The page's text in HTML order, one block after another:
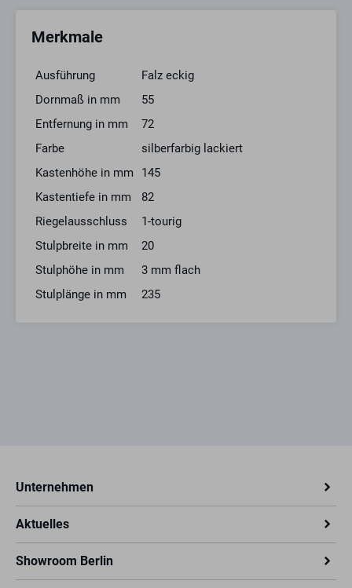
Merkmale
Ausführung
Falz eckig
Dornmaß in mm
55
Entfernung in mm
72
Farbe
silberfarbig lackiert
Kastenhöhe in mm
145
Kastentiefe in mm
82
Riegelausschluss
1-tourig
Stulpbreite in mm
20
Stulphöhe in mm
3 mm flach
Stulplänge in mm
235
Unternehmen
Aktuelles
Showroom Berlin